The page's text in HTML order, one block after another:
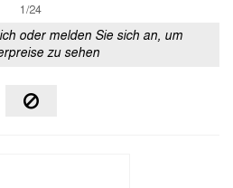
1/24
oder melden Sie sich an, um
zu sehen